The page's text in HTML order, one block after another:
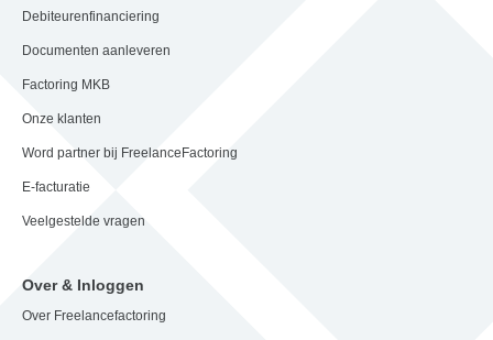
Debiteurenfinanciering
Documenten aanleveren
Factoring MKB
Onze klanten
Word partner bij FreelanceFactoring
E-facturatie
Veelgestelde vragen
Over & Inloggen
Over Freelancefactoring